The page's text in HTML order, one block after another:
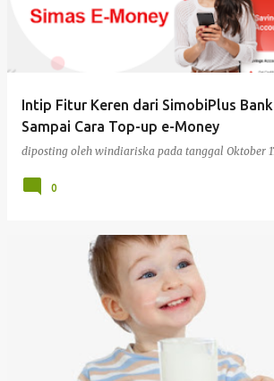
Intip Fitur Keren dari SimobiPlus
Sampai Cara Top-up e-Money
diposting oleh windiariska pada tanggal Oktober
0